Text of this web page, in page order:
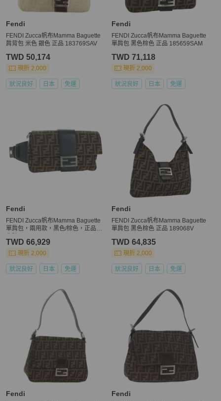
Fendi
FENDI Zucca帆布Mamma Baguette
肩背包 米色 銀色 正品 183769SAV
TWD 50,174
現折 2,000
狀況良好 日本 免運
Fendi
FENDI Zucca帆布Mamma Baguette
單肩包 黑色棕色 正品 185659SAM
TWD 71,118
現折 2,000
狀況良好 日本 免運
Fendi
FENDI Zucca帆布Mamma Baguette
單肩包，兩用款，黑色/棕色，正品，
TWD 66,929
現折 2,000
狀況良好 日本 免運
Fendi
FENDI Zucca帆布Mamma Baguette
單肩包 黑色棕色 正品 189068V
TWD 64,835
現折 2,000
狀況良好 日本 免運
Fendi Fendi